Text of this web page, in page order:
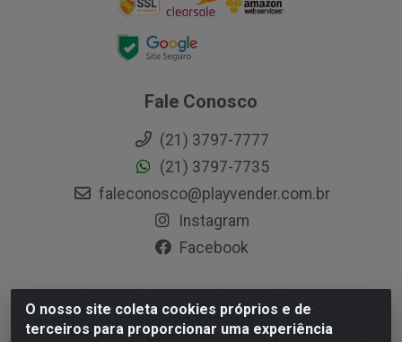
O nosso site coleta cookies próprios e de
terceiros para proporcionar uma experiência
Fale Conosco
(21) 3797-7777
(21) 3797-7735
faleconosco@playvender.com.br
Instagram
Facebook
Playvender Distribuidora - Avenida Ana Dantas, 183-